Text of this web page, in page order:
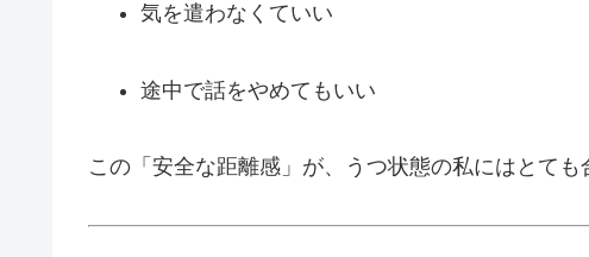
気を遣わなくていい
途中で話をやめてもいい
この「安全な距離感」が、うつ状態の私にはとても